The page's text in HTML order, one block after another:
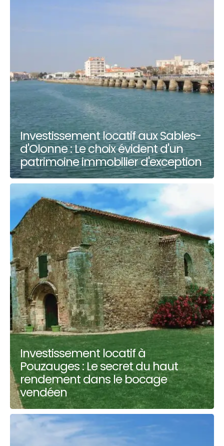
Investissement locatif aux Sables-
d'Olonne : Le choix évident d'un
patrimoine immobilier d'exception
Investissement locatif à
Pouzauges : Le secret du haut
rendement dans le bocage
vendéen